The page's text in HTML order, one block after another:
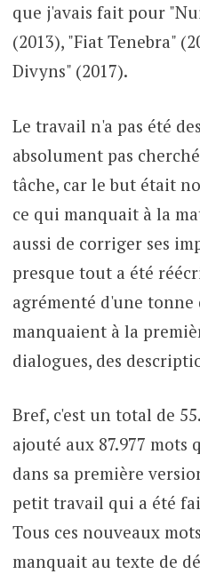
que j'avais fait pour
(2013), "Fiat Tenebra"
Divyns" (2017).
Le travail n'a pas été
absolument pas
tâche, car le but était
ce qui manquait à la
aussi de corriger ses
presque tout a été
agrémenté d'une tonne
manquaient à la
dialogues, des
Bref, c'est un total de
ajouté aux 87.977 mots
dans sa première
petit travail qui a été
Tous ces nouveaux
manquait au texte de